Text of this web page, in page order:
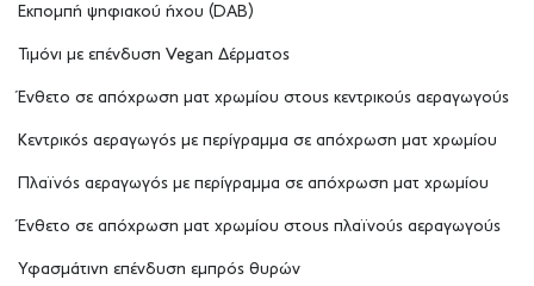
Εκπομπή ψηφιακού ήχου (DAB)
Τιμόνι με επένδυση Vegan Δέρματος
Ένθετο σε απόχρωση ματ χρωμίου στους κεντρικούς αεραγωγούς
Κεντρικός αεραγωγός με περίγραμμα σε απόχρωση ματ χρωμίου
Πλαϊνός αεραγωγός με περίγραμμα σε απόχρωση ματ χρωμίου
Ένθετο σε απόχρωση ματ χρωμίου στους πλαϊνούς αεραγωγούς
Υφασμάτινη επένδυση εμπρός θυρών